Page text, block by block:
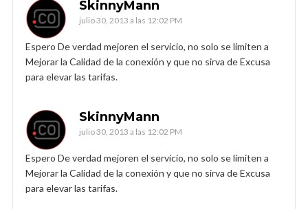
SkinnyMann
julio 30, 2013 a las 12:02 PM
Espero De verdad mejoren el servicio, no solo se limiten a
Mejorar la Calidad de la conexión y que no sirva de Excusa
para elevar las tarifas.
SkinnyMann
julio 30, 2013 a las 12:02 PM
Espero De verdad mejoren el servicio, no solo se limiten a
Mejorar la Calidad de la conexión y que no sirva de Excusa
para elevar las tarifas.